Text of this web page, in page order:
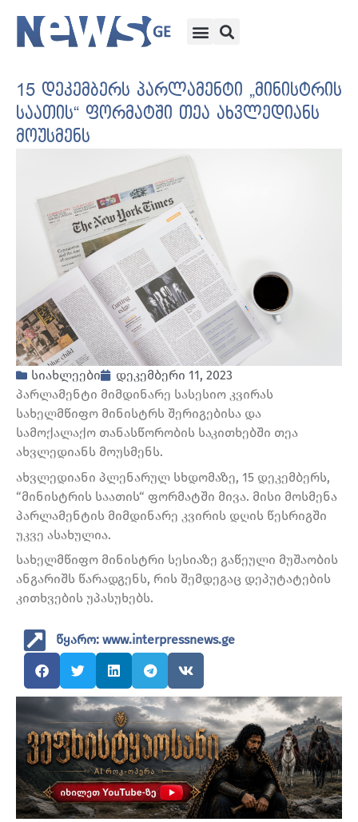
15 დეკემბერს პარლამენტი „მინისტრის
საათის“ ფორმატში თეა ახვლედიანს
მოუსმენს
სიახლეები
დეკემბერი 11, 2023
პარლამენტი მიმდინარე სასესიო კვირას
სახელმწიფო მინისტრს შერიგებისა და
სამოქალაქო თანასწორობის საკითხებში თეა
ახვლედიანს მოუსმენს.
ახვლედიანი პლენარულ სხდომაზე, 15 დეკემბერს,
“მინისტრის საათის“ ფორმატში მივა. მისი მოსმენა
პარლამენტის მიმდინარე კვირის დღის წესრიგში
უკვე ასახულია.
სახელმწიფო მინისტრი სესიაზე გაწეული მუშაობის
ანგარიშს წარადგენს, რის შემდეგაც დეპუტატების
კითხვების უპასუხებს.
წყარო: www.interpressnews.ge